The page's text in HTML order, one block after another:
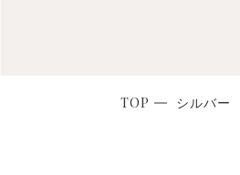
TOP シルバー